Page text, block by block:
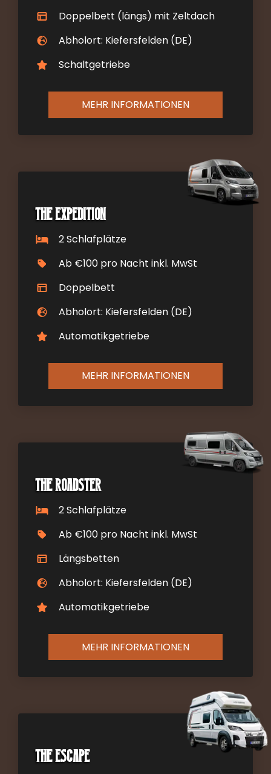
Doppelbett (längs) mit Zeltdach
Abholort: Kiefersfelden (DE)
Schaltgetriebe
MEHR INFORMATIONEN
The Expedition
2 Schlafplätze
Ab €100 pro Nacht inkl. MwSt
Doppelbett
Abholort: Kiefersfelden (DE)
Automatikgetriebe
MEHR INFORMATIONEN
The Roadster
2 Schlafplätze
Ab €100 pro Nacht inkl. MwSt
Längsbetten
Abholort: Kiefersfelden (DE)
Automatikgetriebe
MEHR INFORMATIONEN
The Escape